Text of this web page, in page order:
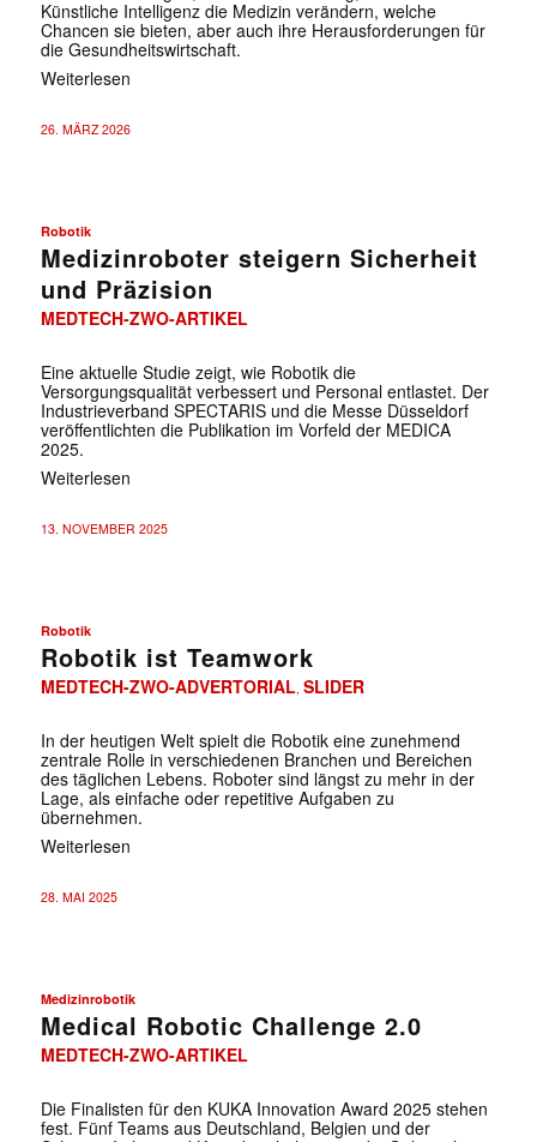
Künstliche Intelligenz die Medizin verändern, welche
Chancen sie bieten, aber auch ihre Herausforderungen für
die Gesundheitswirtschaft.
Weiterlesen
26. MÄRZ 2026
Robotik
Medizinroboter steigern Sicherheit
und Präzision
MEDTECH-ZWO-ARTIKEL
Eine aktuelle Studie zeigt, wie Robotik die
Versorgungsqualität verbessert und Personal entlastet. Der
Industrieverband SPECTARIS und die Messe Düsseldorf
veröffentlichten die Publikation im Vorfeld der MEDICA
2025.
Weiterlesen
13. NOVEMBER 2025
Robotik
Robotik ist Teamwork
MEDTECH-ZWO-ADVERTORIAL SLIDER
In der heutigen Welt spielt die Robotik eine ­zunehmend
zentrale Rolle in verschiedenen Branchen und Bereichen
des täglichen Lebens. Roboter sind längst zu mehr in der
Lage, als einfache oder repetitive Aufgaben zu
übernehmen.
Weiterlesen
28. MAI 2025
Medizinrobotik
Medical Robotic Challenge 2.0
MEDTECH-ZWO-ARTIKEL
Die Finalisten für den KUKA Innovation Award 2025 stehen
fest. Fünf Teams aus Deutschland, Belgien und der